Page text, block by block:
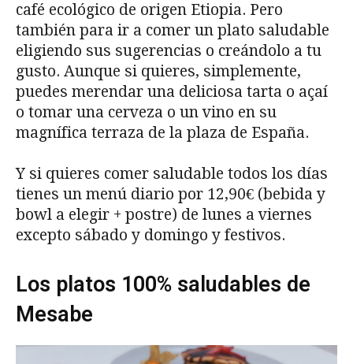
café ecológico de origen Etiopia. Pero
también para ir a comer un plato saludable
eligiendo sus sugerencias o creándolo a tu
gusto. Aunque si quieres, simplemente,
puedes merendar una deliciosa tarta o açaí
o tomar una cerveza o un vino en su
magnífica terraza de la plaza de España.
Y si quieres comer saludable todos los días
tienes un menú diario por 12,90€ (bebida y
bowl a elegir + postre) de lunes a viernes
excepto sábado y domingo y festivos.
Los platos 100% saludables de
Mesabe